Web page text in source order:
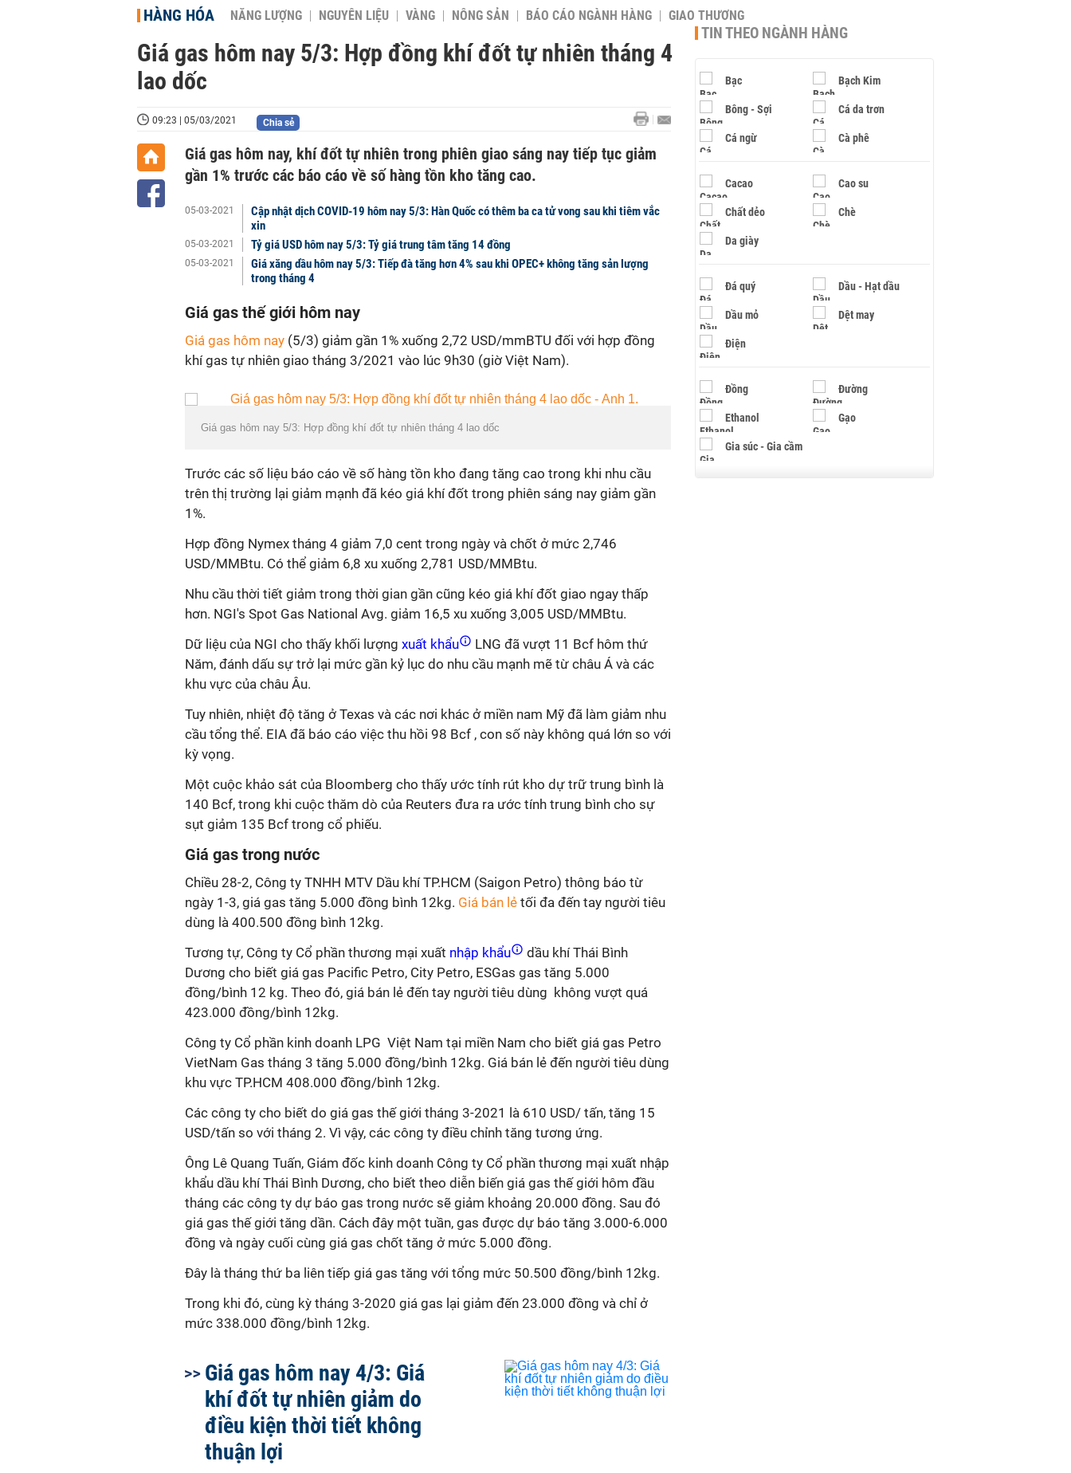
HÀNG HÓA NĂNG LƯỢNG NGUYÊN LIỆU VÀNG NÔNG SẢN BÁO CÁO NGÀNH HÀNG GIAO THƯƠNG
Giá gas hôm nay 5/3: Hợp đồng khí đốt tự nhiên tháng 4
lao dốc
09:23 | 05/03/2021 Chia sẻ
Giá gas hôm nay, khí đốt tự nhiên trong phiên giao sáng nay tiếp tục giảm
gần 1% trước các báo cáo về số hàng tồn kho tăng cao.
05-03-2021
Cập nhật dịch COVID-19 hôm nay 5/3: Hàn Quốc có thêm ba ca tử vong sau khi tiêm vắc
xin
05-03-2021 Tỷ giá USD hôm nay 5/3: Tỷ giá trung tâm tăng 14 đồng
05-03-2021
Giá xăng dầu hôm nay 5/3: Tiếp đà tăng hơn 4% sau khi OPEC+ không tăng sản lượng
trong tháng 4
Giá gas thế giới hôm nay
Giá gas hôm nay (5/3) giảm gần 1% xuống 2,72 USD/mmBTU đối với hợp đồng
khí gas tự nhiên giao tháng 3/2021 vào lúc 9h30 (giờ Việt Nam).
Giá gas hôm nay 5/3: Hợp đồng khí đốt tự nhiên tháng 4 lao dốc
Trước các số liệu báo cáo về số hàng tồn kho đang tăng cao trong khi nhu cầu
trên thị trường lại giảm mạnh đã kéo giá khí đốt trong phiên sáng nay giảm gần
1%.
Hợp đồng Nymex tháng 4 giảm 7,0 cent trong ngày và chốt ở mức 2,746
USD/MMBtu. Có thể giảm 6,8 xu xuống 2,781 USD/MMBtu.
Nhu cầu thời tiết giảm trong thời gian gần cũng kéo giá khí đốt giao ngay thấp
hơn. NGI's Spot Gas National Avg. giảm 16,5 xu xuống 3,005 USD/MMBtu.
Dữ liệu của NGI cho thấy khối lượng xuất khẩu
LNG đã vượt 11 Bcf hôm thứ
Năm, đánh dấu sự trở lại mức gần kỷ lục do nhu cầu mạnh mẽ từ châu Á và các
khu vực của châu Âu.
Tuy nhiên, nhiệt độ tăng ở Texas và các nơi khác ở miền nam Mỹ đã làm giảm nhu
cầu tổng thể. EIA đã báo cáo việc thu hồi 98 Bcf , con số này không quá lớn so với
kỳ vọng.
Một cuộc khảo sát của Bloomberg cho thấy ước tính rút kho dự trữ trung bình là
140 Bcf, trong khi cuộc thăm dò của Reuters đưa ra ước tính trung bình cho sự
sụt giảm 135 Bcf trong cổ phiếu.
Giá gas trong nước
Chiều 28-2, Công ty TNHH MTV Dầu khí TP.HCM (Saigon Petro) thông báo từ
ngày 1-3, giá gas tăng 5.000 đồng bình 12kg. Giá bán lẻ tối đa đến tay người tiêu
dùng là 400.500 đồng bình 12kg.
Tương tự, Công ty Cổ phần thương mại xuất nhập khẩu
dầu khí Thái Bình
Dương cho biết giá gas Pacific Petro, City Petro, ESGas gas tăng 5.000
đồng/bình 12 kg. Theo đó, giá bán lẻ đến tay người tiêu dùng không vượt quá
423.000 đồng/bình 12kg.
Công ty Cổ phần kinh doanh LPG Việt Nam tại miền Nam cho biết giá gas Petro
VietNam Gas tháng 3 tăng 5.000 đồng/bình 12kg. Giá bán lẻ đến người tiêu dùng
khu vực TP.HCM 408.000 đồng/bình 12kg.
Các công ty cho biết do giá gas thế giới tháng 3-2021 là 610 USD/ tấn, tăng 15
USD/tấn so với tháng 2. Vì vậy, các công ty điều chỉnh tăng tương ứng.
Ông Lê Quang Tuấn, Giám đốc kinh doanh Công ty Cổ phần thương mại xuất nhập
khẩu dầu khí Thái Bình Dương, cho biết theo diễn biến giá gas thế giới hôm đầu
tháng các công ty dự báo gas trong nước sẽ giảm khoảng 20.000 đồng. Sau đó
giá gas thế giới tăng dần. Cách đây một tuần, gas được dự báo tăng 3.000-6.000
đồng và ngày cuối cùng giá gas chốt tăng ở mức 5.000 đồng.
Đây là tháng thứ ba liên tiếp giá gas tăng với tổng mức 50.500 đồng/bình 12kg.
Trong khi đó, cùng kỳ tháng 3-2020 giá gas lại giảm đến 23.000 đồng và chỉ ở
mức 338.000 đồng/bình 12kg.
Giá gas hôm nay 4/3: Giá
khí đốt tự nhiên giảm do
điều kiện thời tiết không
thuận lợi
TIN THEO NGÀNH HÀNG
Bạc Bạch Kim
Bông - Sợi Cá da trơn
Cá ngừ Cà phê
Cacao Cao su
Chất dẻo Chè
Da giày
Đá quý Dầu - Hạt dầu
Dầu mỏ Dệt may
Điện
Đồng Đường
Ethanol Gạo
Gia súc - Gia cầm